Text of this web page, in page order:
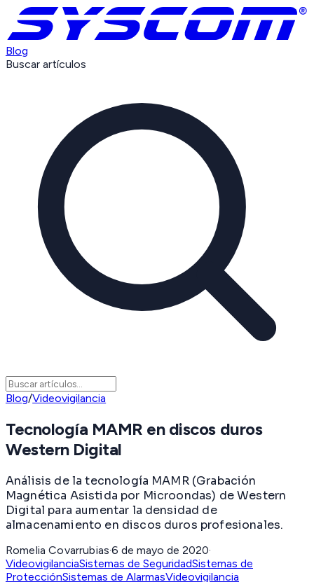
Blog
Buscar artículos
Blog/Videovigilancia
Tecnología MAMR en discos duros
Western Digital
Análisis de la tecnología MAMR (Grabación
Magnética Asistida por Microondas) de Western
Digital para aumentar la densidad de
almacenamiento en discos duros profesionales.
Romelia Covarrubias·6 de mayo de 2020·
VideovigilanciaSistemas de SeguridadSistemas de
ProtecciónSistemas de AlarmasVideovigilancia